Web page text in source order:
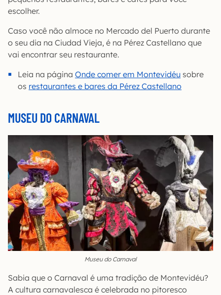
escolher.
Caso você não almoce no Mercado del Puerto durante
o seu dia na Ciudad Vieja, é na Pérez Castellano que
vai encontrar seu restaurante.
Leia na página Onde comer em Montevidéu sobre
os restaurantes e bares da Pérez Castellano
MUSEU DO CARNAVAL
Museu do Carnaval
Sabia que o Carnaval é uma tradição de Montevidéu?
A cultura carnavalesca é celebrada no pitoresco